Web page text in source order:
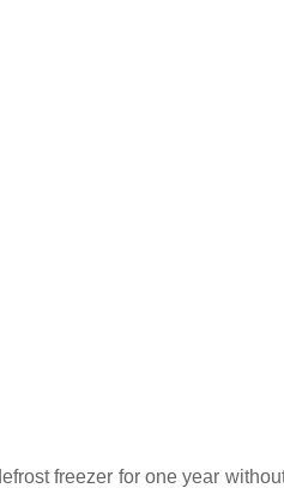
freezer for one year